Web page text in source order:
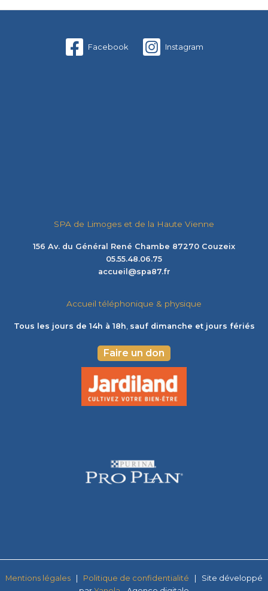
Facebook Instagram
SPA de Limoges et de la Haute Vienne
156 Av. du Général René Chambe 87270 Couzeix
05.55.48.06.75
accueil@spa87.fr
Accueil téléphonique & physique
Tous les jours de 14h à 18h, sauf dimanche et jours fériés
Faire un don
Mentions légales Politique de confidentialité | Site développé